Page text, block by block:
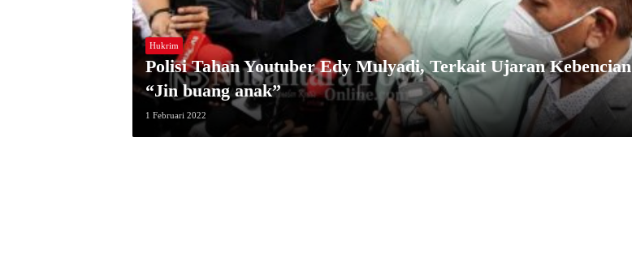
Hukrim
Polisi Tahan Youtuber Edy Mulyadi, Terkait Ujaran Kebencian
“Jin buang anak”
1 Februari 2022